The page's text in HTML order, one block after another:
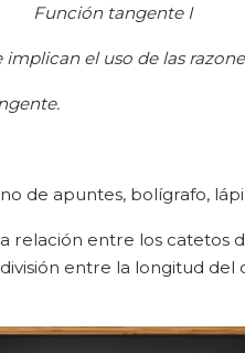
Función tangente I
el uso de las
de apuntes, bolígrafo,
relación entre los catetos
entre la longitud